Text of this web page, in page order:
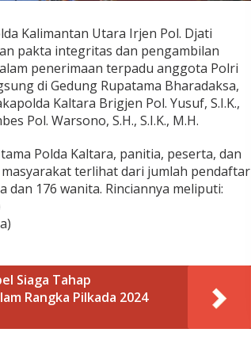
Kalimantan Utara Irjen Pol. Djati
pakta integritas dan pengambilan
penerimaan terpadu anggota Polri
di Gedung Rupatama Bharadaksa,
Kaltara Brigjen Pol. Yusuf, S.I.K.,
Pol. Warsono, S.H., S.I.K., M.H.
Polda Kaltara, panitia, peserta, dan
terlihat dari jumlah pendaftar
dan 176 wanita. Rinciannya meliputi:
Siaga Tahap
Rangka Pilkada 2024